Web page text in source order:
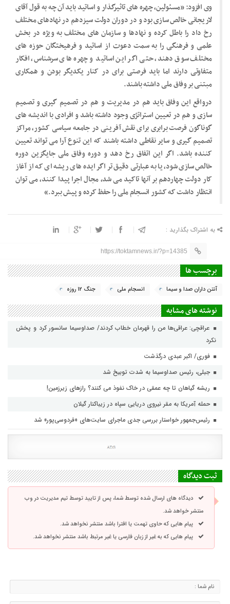
وی افزود: «مسئولین، چهره های تاثیرگذار و اساتید باید آن چه به قول آقای
لاریجانی خالص سازی بود و در دوران دولت سیزدهم در نهادهای مختلف
رخ داد را باطل کرده و نهادها و سازمان های مختلف به ویژه در بخش
علمی و فرهنگی را به سمت دعوت از اساتید و فرهیختگان حوزه های
مختلف سوق دهند، حتی اگر این اساتید و چهره های سرشناس، افکار
متفاوتی دارند اما باید فرصتی برای در کنار یکدیگر بودن و همکاری
مبتنی بر وفاق ملی داشته باشند.
درواقع این وفاق باید هم در مدیریت و هم در تصمیم گیری و تصمیم
سازی و هم در تعیین استراتژی وجود داشته باشد و افرادی با اندیشه های
گوناگون فرصت برابری برای نقش آفرینی در جامعه سیاسی کشور، مراکز
تصمیم گیری و سایر نقاطی داشته باشند که این تنوع آرا می تواند تعیین
کننده باشد. اگر این اتفاق رخ دهد و دوره وفاق ملی جایگزین دوره
خالص سازی شود، یا به عبارتی دقیق تر اگر ایده های ریشه ای که از آغاز
کار دولت چهاردهم بر آنها تاکید می شد، مجال اجرا پیدا کنند، می توان
انتظار داشت که کشور انسجام ملی را حفظ کرده و پیش ببرد.»
به اشتراک بگذارید :
https://toktamnews.ir/?p=14385
برچسب ها
آنتن داران صدا و سیما انسجام ملی جنگ 12 روزه
نوشته های مشابه
عراقچی: عراقی‌ها من را قهرمان خطاب کردند/ صداوسیما سانسور کرد و پخش
نکرد
فوری/ اکبر عبدی درگذشت
جبلی، رئیس صداوسیما به شدت توبیخ شد
ریشه گیاهان تا چه عمقی در خاک نفوذ می کنند؟ رازهای زیرزمین!
حمله آمریکا به مقر نیروی دریایی سپاه در زیباکنار گیلان
رئیس‌جمهور خواستار بررسی جدی ماجرای سایت‌های «فردوسی‌پور» شد
ثبت دیدگاه
دیدگاه های ارسال شده توسط شما، پس از تایید توسط تیم مدیریت در وب
منتشر خواهد شد.
پیام هایی که حاوی تهمت یا افترا باشد منتشر نخواهد شد.
پیام هایی که به غیر از زبان فارسی یا غیر مرتبط باشد منتشر نخواهد شد.